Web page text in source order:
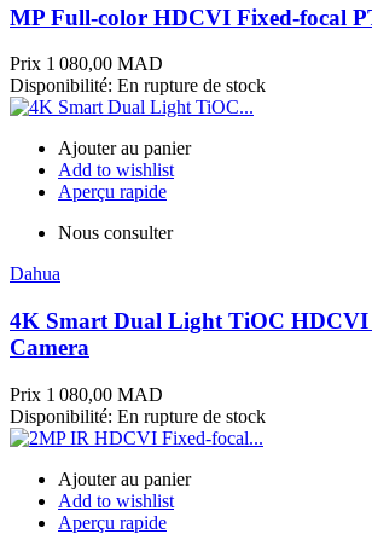
MP Full-color HDCVI Fixed-focal
Prix 1 080,00 MAD
Disponibilité: En rupture de stock
Ajouter au panier
Add to wishlist
Aperçu rapide
Nous consulter
Dahua
4K Smart Dual Light TiOC HDCVI
Camera
Prix 1 080,00 MAD
Disponibilité: En rupture de stock
Ajouter au panier
Add to wishlist
Aperçu rapide